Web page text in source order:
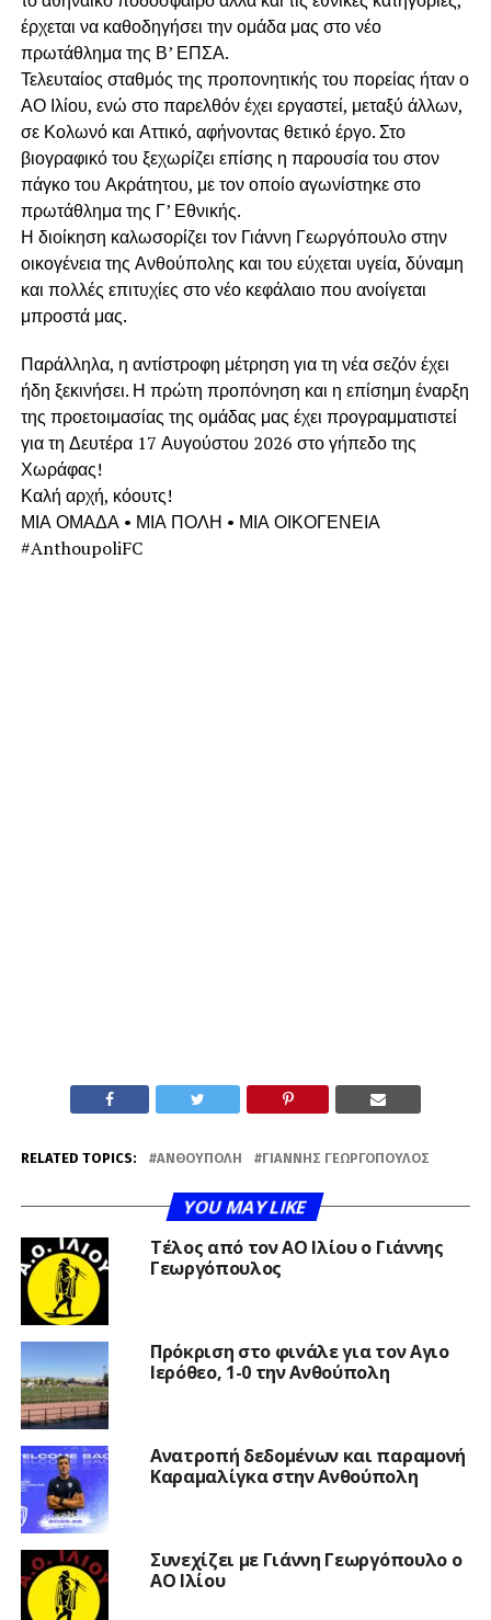
έρχεται να καθοδηγήσει την ομάδα μας στο νέο
πρωτάθλημα της Β’ ΕΠΣΑ.
Τελευταίος σταθμός της προπονητικής του πορείας ήταν ο
ΑΟ Ιλίου, ενώ στο παρελθόν έχει εργαστεί, μεταξύ άλλων,
σε Κολωνό και Αττικό, αφήνοντας θετικό έργο. Στο
βιογραφικό του ξεχωρίζει επίσης η παρουσία του στον
πάγκο του Ακράτητου, με τον οποίο αγωνίστηκε στο
πρωτάθλημα της Γ’ Εθνικής.
Η διοίκηση καλωσορίζει τον Γιάννη Γεωργόπουλο στην
οικογένεια της Ανθούπολης και του εύχεται υγεία, δύναμη
και πολλές επιτυχίες στο νέο κεφάλαιο που ανοίγεται
μπροστά μας.
Παράλληλα, η αντίστροφη μέτρηση για τη νέα σεζόν έχει
ήδη ξεκινήσει. Η πρώτη προπόνηση και η επίσημη έναρξη
της προετοιμασίας της ομάδας μας έχει προγραμματιστεί
για τη Δευτέρα 17 Αυγούστου 2026 στο γήπεδο της
Χωράφας!
Καλή αρχή, κόουτς!
ΜΙΑ ΟΜΑΔΑ • ΜΙΑ ΠΟΛΗ • ΜΙΑ ΟΙΚΟΓΕΝΕΙΑ
#AnthoupoliFC
RELATED TOPICS: ΑΝΘΟΎΠΟΛΗ ΓΙΆΝΝΗΣ ΓΕΩΡΓΌΠΟΥΛΟΣ
YOU MAY LIKE
Τέλος από τον ΑΟ Ιλίου ο Γιάννης
Γεωργόπουλος
Πρόκριση στο φινάλε για τον Αγιο
Ιερόθεο, 1-0 την Ανθούπολη
Ανατροπή δεδομένων και παραμονή
Καραμαλίγκα στην Ανθούπολη
Συνεχίζει με Γιάννη Γεωργόπουλο ο
ΑΟ Ιλίου